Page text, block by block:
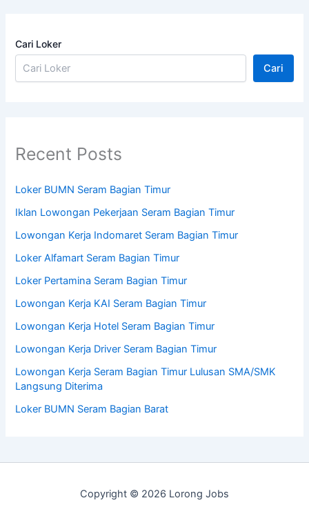
Cari Loker
Cari
Recent Posts
Loker BUMN Seram Bagian Timur
Iklan Lowongan Pekerjaan Seram Bagian Timur
Lowongan Kerja Indomaret Seram Bagian Timur
Loker Alfamart Seram Bagian Timur
Loker Pertamina Seram Bagian Timur
Lowongan Kerja KAI Seram Bagian Timur
Lowongan Kerja Hotel Seram Bagian Timur
Lowongan Kerja Driver Seram Bagian Timur
Lowongan Kerja Seram Bagian Timur Lulusan SMA/SMK
Langsung Diterima
Loker BUMN Seram Bagian Barat
Copyright © 2026 Lorong Jobs